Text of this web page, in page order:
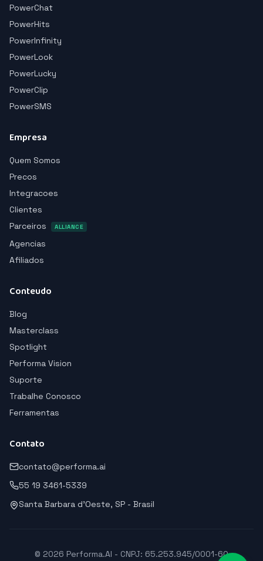
PowerChat
PowerHits
PowerInfinity
PowerLook
PowerLucky
PowerClip
PowerSMS
Empresa
Quem Somos
Precos
Integracoes
Clientes
Parceiros
ALLIANCE
Agencias
Afiliados
Conteudo
Blog
Masterclass
Spotlight
Performa Vision
Suporte
Trabalhe Conosco
Ferramentas
Contato
contato@performa.ai
55 19 3461-5339
Santa Barbara d'Oeste, SP - Brasil
© 2026 Performa.AI - CNPJ: 65.253.945/0001-60